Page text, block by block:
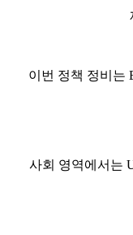
이번 정책 정비는
사회 영역에서는